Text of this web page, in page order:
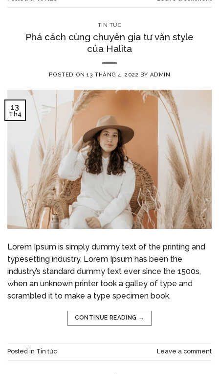
TIN TỨC
Phá cách cùng chuyên gia tư vấn style
của Halita
POSTED ON13 THÁNG 4, 2022 BY ADMIN
13
Th4
Lorem Ipsum is simply dummy text of the printing and
typesetting industry. Lorem Ipsum has been the
industry’s standard dummy text ever since the 1500s,
when an unknown printer took a galley of type and
scrambled it to make a type specimen book.
CONTINUE READING →
Posted in Tin tức Leave a comment